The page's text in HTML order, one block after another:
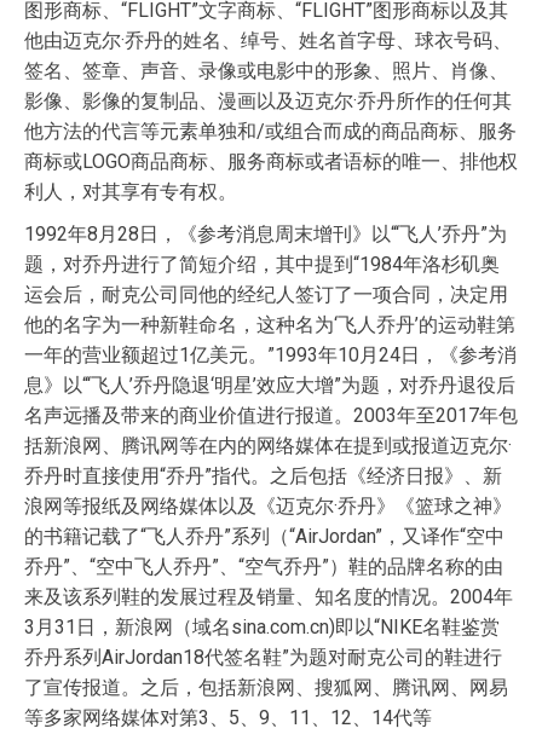
图形商标、“FLIGHT”文字商标、“FLIGHT”图形商标以及其
他由迈克尔·乔丹的姓名、绰号、姓名首字母、球衣号码、
签名、签章、声音、录像或电影中的形象、照片、肖像、
影像、影像的复制品、漫画以及迈克尔·乔丹所作的任何其
他方法的代言等元素单独和/或组合而成的商品商标、服务
商标或LOGO商品商标、服务商标或者语标的唯一、排他权
利人，对其享有专有权。
1992年8月28日，《参考消息周末增刊》以“‘飞人’乔丹”为
题，对乔丹进行了简短介绍，其中提到“1984年洛杉矶奥
运会后，耐克公司同他的经纪人签订了一项合同，决定用
他的名字为一种新鞋命名，这种名为‘飞人乔丹’的运动鞋第
一年的营业额超过1亿美元。”1993年10月24日，《参考消
息》以“‘飞人’乔丹隐退‘明星’效应大增”为题，对乔丹退役后
名声远播及带来的商业价值进行报道。2003年至2017年包
括新浪网、腾讯网等在内的网络媒体在提到或报道迈克尔·
乔丹时直接使用“乔丹”指代。之后包括《经济日报》、新
浪网等报纸及网络媒体以及《迈克尔·乔丹》《篮球之神》
的书籍记载了“飞人乔丹”系列（“AirJordan”，又译作“空中
乔丹”、“空中飞人乔丹”、“空气乔丹”）鞋的品牌名称的由
来及该系列鞋的发展过程及销量、知名度的情况。2004年
3月31日，新浪网（域名sina.com.cn)即以“NIKE名鞋鉴赏
乔丹系列AirJordan18代签名鞋”为题对耐克公司的鞋进行
了宣传报道。之后，包括新浪网、搜狐网、腾讯网、网易
等多家网络媒体对第3、5、9、11、12、14代等